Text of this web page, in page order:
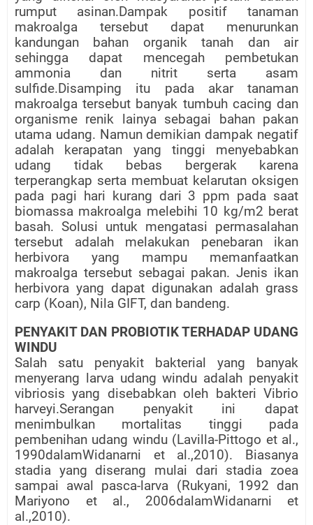
rumput asinan.Dampak positif tanaman
makroalga tersebut dapat menurunkan
kandungan bahan organik tanah dan air
sehingga dapat mencegah pembetukan
ammonia dan nitrit serta asam
sulfide.Disamping itu pada akar tanaman
makroalga tersebut banyak tumbuh cacing dan
organisme renik lainya sebagai bahan pakan
utama udang. Namun demikian dampak negatif
adalah kerapatan yang tinggi menyebabkan
udang tidak bebas bergerak karena
terperangkap serta membuat kelarutan oksigen
pada pagi hari kurang dari 3 ppm pada saat
biomassa makroalga melebihi 10 kg/m2 berat
basah. Solusi untuk mengatasi permasalahan
tersebut adalah melakukan penebaran ikan
herbivora yang mampu memanfaatkan
makroalga tersebut sebagai pakan. Jenis ikan
herbivora yang dapat digunakan adalah grass
carp (Koan), Nila GIFT, dan bandeng.
PENYAKIT DAN PROBIOTIK TERHADAP UDANG
WINDU
Salah satu penyakit bakterial yang banyak
menyerang larva udang windu adalah penyakit
vibriosis yang disebabkan oleh bakteri Vibrio
harveyi.Serangan penyakit ini dapat
menimbulkan mortalitas tinggi pada
pembenihan udang windu (Lavilla-Pittogo et al.,
1990dalamWidanarni et al.,2010). Biasanya
stadia yang diserang mulai dari stadia zoea
sampai awal pasca-larva (Rukyani, 1992 dan
Mariyono et al., 2006dalamWidanarni et
al.,2010).